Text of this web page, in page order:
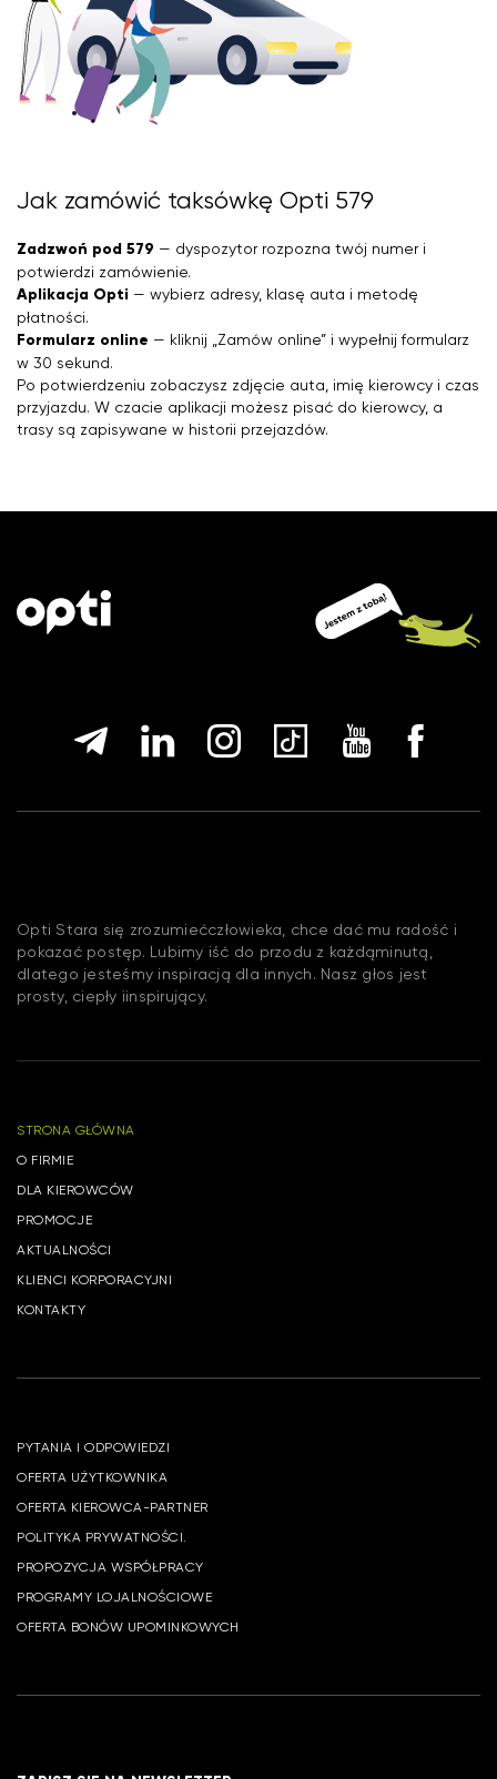
Jak zamówić taksówkę Opti 579
Zadzwoń pod 579 — dyspozytor rozpozna twój numer i
potwierdzi zamówienie.
Aplikacja Opti — wybierz adresy, klasę auta i metodę
płatności.
Formularz online — kliknij „Zamów online” i wypełnij formularz
w 30 sekund.
Po potwierdzeniu zobaczysz zdjęcie auta, imię kierowcy i czas
przyjazdu. W czacie aplikacji możesz pisać do kierowcy, a
trasy są zapisywane w historii przejazdów.
Opti Stara się zrozumiećczłowieka, chce dać mu radość i
pokazać postęp. Lubimy iść do przodu z każdąminutą,
dlatego jesteśmy inspiracją dla innych. Nasz głos jest
prosty, ciepły iinspirujący.
STRONA GŁÓWNA
O FIRMIE
DLA KIEROWCÓW
PROMOCJE
AKTUALNOŚCI
KLIENCI KORPORACYJNI
KONTAKTY
PYTANIA I ODPOWIEDZI
OFERTA UŻYTKOWNIKA
OFERTA KIEROWCA-PARTNER
POLITYKA PRYWATNOŚCI.
PROPOZYCJA WSPÓŁPRACY
PROGRAMY LOJALNOŚCIOWE
OFERTA BONÓW UPOMINKOWYCH